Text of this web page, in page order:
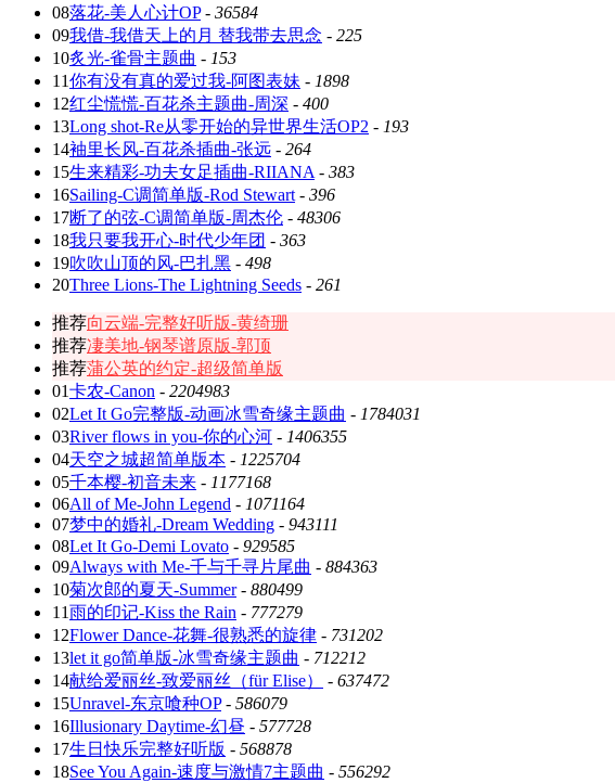
08落花-美人心计OP- 36584
09我借-我借天上的月 替我带去思念 - 225
10炙光-雀骨主题曲 - 153
11你有没有真的爱过我-阿图表妹 - 1898
12红尘慌慌-百花杀主题曲-周深 - 400
13Long shot-Re从零开始的异世界生活OP2 - 193
14袖里长风-百花杀插曲-张远 - 264
15生来精彩-功夫女足插曲-RIIANA - 383
16Sailing-C调简单版-Rod Stewart - 396
17断了的弦-C调简单版-周杰伦 - 48306
18我只要我开心-时代少年团 - 363
19吹吹山顶的风-巴扎黑 - 498
20Three Lions-The Lightning Seeds - 261
推荐向云端-完整好听版-黄绮珊
推荐凄美地-钢琴谱原版-郭顶
推荐蒲公英的约定-超级简单版
01卡农-Canon - 2204983
02Let It Go完整版-动画冰雪奇缘主题曲 - 1784031
03River flows in you-你的心河 - 1406355
04天空之城超简单版本 - 1225704
05千本樱-初音未来 - 1177168
06All of Me-John Legend - 1071164
07梦中的婚礼-Dream Wedding - 943111
08Let It Go-Demi Lovato - 929585
09Always with Me-千与千寻片尾曲 - 884363
10菊次郎的夏天-Summer- 880499
11雨的印记-Kiss the Rain - 777279
12Flower Dance-花舞-很熟悉的旋律 - 731202
13let it go简单版-冰雪奇缘主题曲 - 712212
14献给爱丽丝-致爱丽丝（für Elise） - 637472
15Unravel-东京喰种OP- 586079
16Illusionary Daytime-幻昼 - 577728
17生日快乐完整好听版 - 568878
18See You Again-速度与激情7主题曲 - 556292